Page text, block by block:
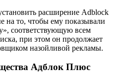
расширение Adblock
на то, чтобы ему показывали
соответствующую всем
при этом он продолжает
назойливой рекламы.
Адблок Плюс